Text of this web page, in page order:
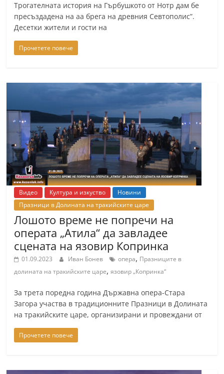
Трогателната история на Гърбушкото от Нотр дам бе
пресъздадена на аа брега на древния Севтополис”.
Десетки жители и гости на
Прочетете повече
Видео Култура и изкуство
Новини
Празници в Долината на тракийските царе
Лошото време не попречи на
операта „Атила“ да завладее
сцената на язовир Копринка
01.09.2023 Иван Бонев опера, Празниците в
долината на тракийските царе,язовир „Копринка“
За трета поредна година Държавна опера-Стара
Загора участва в традиционните Празници в Долината
на тракийските царе, организирани и провеждани от
Прочетете повече